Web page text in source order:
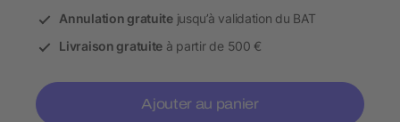
Annulation gratuitejusqu’à validation du BAT
Livraison gratuite à partir de 500 €
Ajouter au panier